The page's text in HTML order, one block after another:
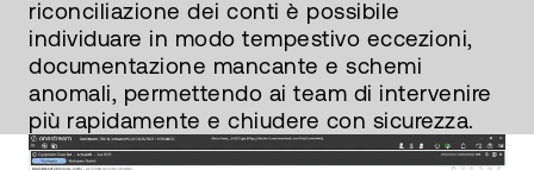
riconciliazione dei conti è possibile
individuare in modo tempestivo eccezioni,
documentazione mancante e schemi
anomali, permettendo ai team di intervenire
più rapidamente e chiudere con sicurezza.